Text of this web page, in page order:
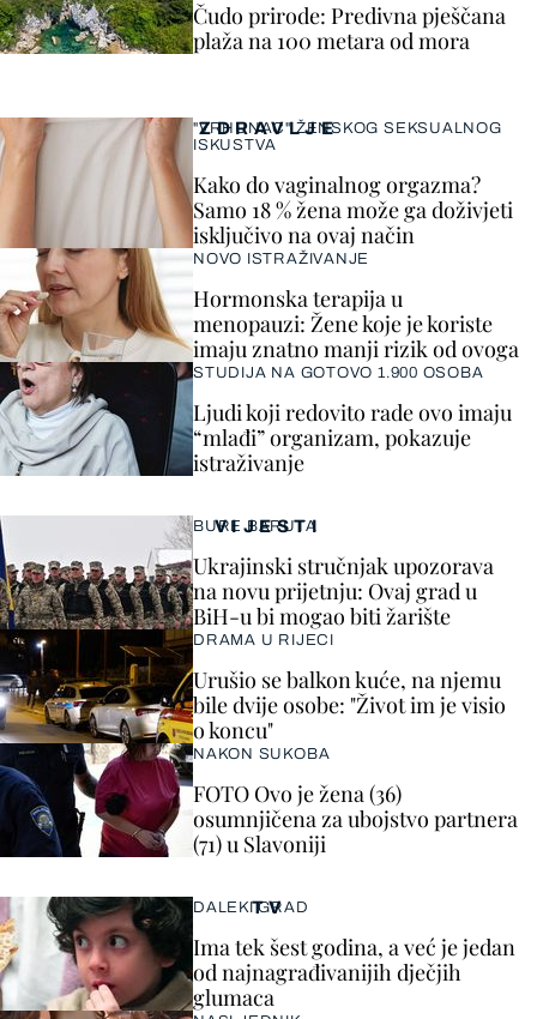
VIJESTI
BURE BARUTA
Ukrajinski stručnjak upozorava
na novu prijetnju: Ovaj grad u
BiH-u bi mogao biti žarište
DRAMA U RIJECI
Urušio se balkon kuće, na njemu
bile dvije osobe: "Život im je visio
o koncu"
NAKON SUKOBA
FOTO Ovo je žena (36)
osumnjičena za ubojstvo partnera
(71) u Slavoniji
ZDRAVLJE
"VRHUNAC" ŽENSKOG SEKSUALNOG
ISKUSTVA
Kako do vaginalnog orgazma?
Samo 18 % žena može ga doživjeti
isključivo na ovaj način
NOVO ISTRAŽIVANJE
Hormonska terapija u
menopauzi: Žene koje je koriste
imaju znatno manji rizik od ovoga
STUDIJA NA GOTOVO 1.900 OSOBA
Ljudi koji redovito rade ovo imaju
“mlađi” organizam, pokazuje
istraživanje
TV
DALEKI GRAD
Ima tek šest godina, a već je jedan
od najnagrađivanijih dječjih
glumaca
Čudo prirode: Predivna pješčana
plaža na 100 metara od mora